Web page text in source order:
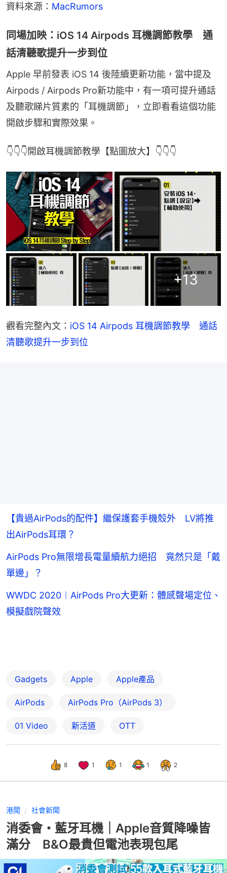
資料來源： MacRumors
同場加映：iOS 14 Airpods 耳機調節教學 通
話清聽歌提升一步到位
Apple 早前發表 iOS 14 後陸續更新功能，當中提及
Airpods / Airpods Pro新功能中，有一項可提升通話
及聽歌睇片質素的「耳機調節」，立即看看這個功能
開啟步驟和實際效果。
👇👇👇開啟耳機調節教學【點圖放大】👇👇👇
+13
觀看完整內文： iOS 14 Airpods 耳機調節教學　通話
清聽歌提升一步到位
【貴過AirPods的配件】繼保護套手機殼外 LV將推
出AirPods耳環？
AirPods Pro無限增長電量續航力絕招 竟然只是「戴
單邊」？
WWDC 2020︱AirPods Pro大更新：體感聲場定位、
模擬戲院聲效
Gadgets Apple Apple產品
AirPods AirPods Pro（AirPods 3）
01 Video 新活道 OTT
8 1 1 1 2
港聞 社會新聞
消委會・藍牙耳機｜Apple音質降噪皆
滿分 B&O最貴但電池表現包尾